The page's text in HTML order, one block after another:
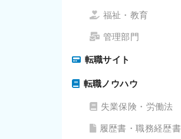
福祉・教育
管理部門
転職サイト
転職ノウハウ
失業保険・労働法
履歴書・職務経歴書